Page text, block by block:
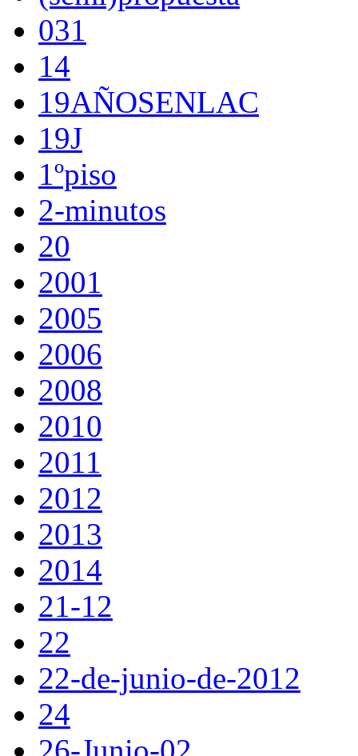
031
14
19AÑOSENLAC
19J
1ºpiso
2-minutos
20
2001
2005
2006
2008
2010
2011
2012
2013
2014
21-12
22
22-de-junio-de-2012
24